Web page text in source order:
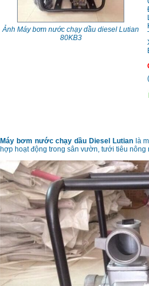
Ảnh Máy bơm nước chạy dầu diesel Lutian
80KB3
(
Máy bơm nước chạy dầu Diesel Lutian là
hợp hoạt động trong sân vườn, tưới tiêu